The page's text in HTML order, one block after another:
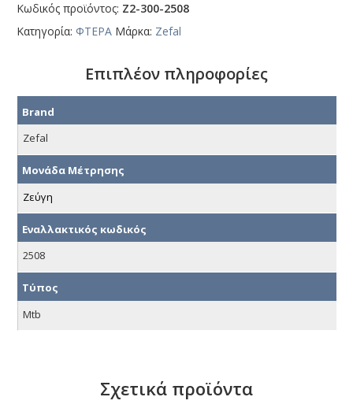
Κωδικός προϊόντος: Ζ2-300-2508
Κατηγορία: ΦΤΕΡΑ Μάρκα: Zefal
Επιπλέον πληροφορίες
Brand
Zefal
Μονάδα Μέτρησης
Ζεύγη
Εναλλακτικός κωδικός
2508
Τύπος
Mtb
Σχετικά προϊόντα